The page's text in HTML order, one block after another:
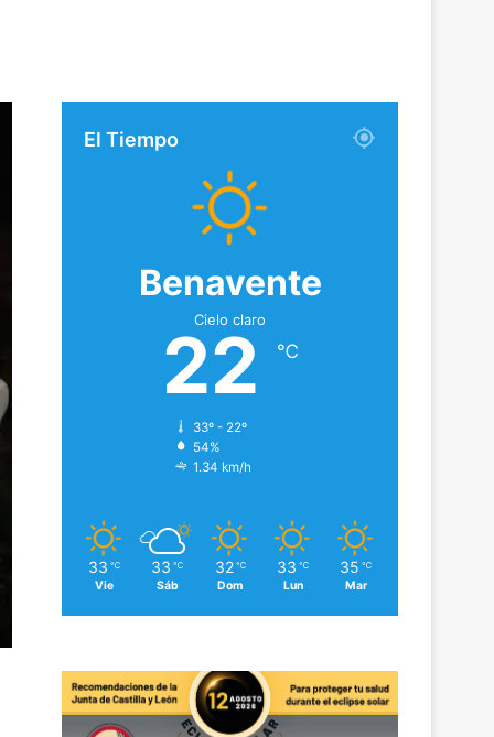
El Tiempo
Benavente
Cielo claro
22 ℃
33º - 22º
54%
1.34 km/h
33 ℃
Vie
33 ℃
Sáb
32 ℃
Dom
33 ℃
Lun
35 ℃
Mar